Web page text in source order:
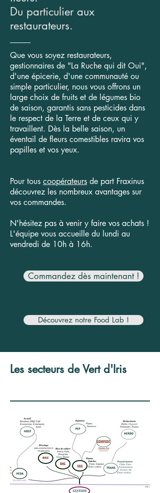
Du particulier aux
restaurateurs.
Que vous soyez restaurateurs,
gestionnaires de "La Ruche qui dit Oui",
d'une épicerie, d'une communauté ou
simple particulier, nous vous offrons un
large choix de fruits et de légumes bio
de saison, garantis sans pesticides dans
le respect de la Terre et de ceux qui y
travaillent. Dès la belle saison, un
éventail de fleurs comestibles ravira vos
papilles et vos yeux.
Pour tous coopérateurs de part Fraxinus
découvrez les nombreux avantages sur
vos commandes.
N'hésitez pas à venir y faire vos achats !
L'équipe vous accueille du lundi au
vendredi de 10h à 16h.
Commandez dès maintenant !
Découvrez notre Food Lab !
Les secteurs de Vert d'Iris